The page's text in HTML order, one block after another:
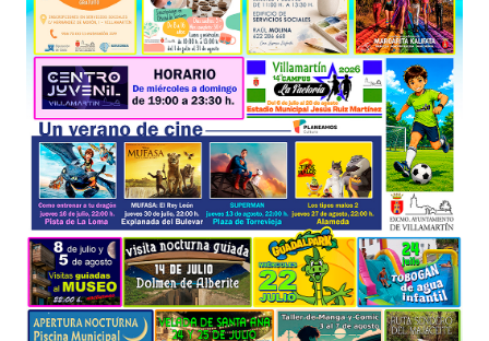
TURISMO
Historia
Qué ver
Fiestas
Gastronomía
Dónde dormir
Dónde comer
Artesanía
Entorno
Callejero